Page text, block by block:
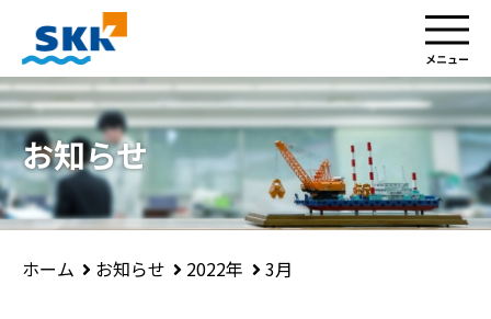
お知らせ
ホーム お知らせ 2022年 3月